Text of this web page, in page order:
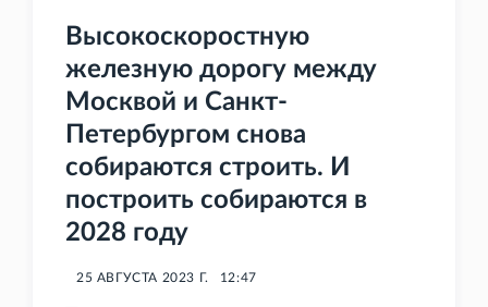
Высокоскоростную
железную дорогу между
Москвой и Санкт-
Петербургом снова
собираются строить. И
построить собираются в
2028 году
25 АВГУСТА 2023 Г. 12:47